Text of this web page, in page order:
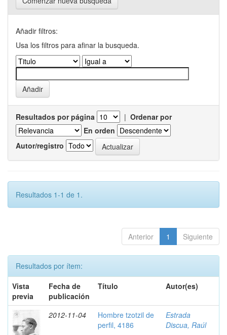
Añadir filtros:
Usa los filtros para afinar la busqueda.
Resultados por página | Ordenar por
En orden
Autor/registro
Resultados 1-1 de 1.
Anterior 1 Siguiente
Resultados por ítem:
Vista
previa
Fecha de
publicación
Título Autor(es)
2012-11-04
Hombre tzotzil de
perfil, 4186
Estrada
Discua, Raúl